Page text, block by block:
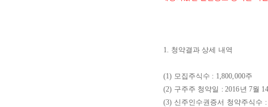
1. 청약결과 상세 내역
(1) 모집주식수 : 1,800,000주
(2) 구주주 청약일 : 2016년 7월
(3) 신주인수권증서 청약주식수 :